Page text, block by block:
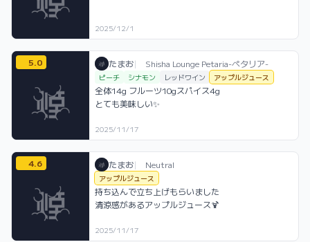
2025/12/1
5.0 たまお / お店シーシャ / 2025年11月17日
たまお| Shisha Lounge Petaria-ペタリア-
利用フレーバー
ピーチ シナモン レッドワイン アップルジュース
コメント
全体14g フルーツ10gスパイス4g
とても美味しい✨
評価
2025/11/17
4.6 たまお / お店シーシャ / 2025年11月17日
たまお| Neutral
利用フレーバー
アップルジュース
コメント
持ち込んで立ち上げもらいました
評価
2025/11/17